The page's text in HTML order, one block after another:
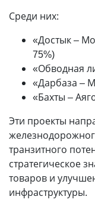
Среди них:
«Достык –
75%)
«Обводная
«Дарбаза –
«Бахты –
Эти проекты
транзитного
стратегическое
товаров и
инфраструктуры.